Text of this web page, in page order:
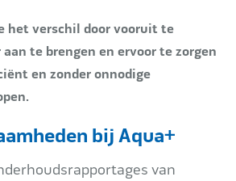
het verschil door vooruit te
te brengen en ervoor te zorgen
en zonder onnodige
bij Aqua+
van